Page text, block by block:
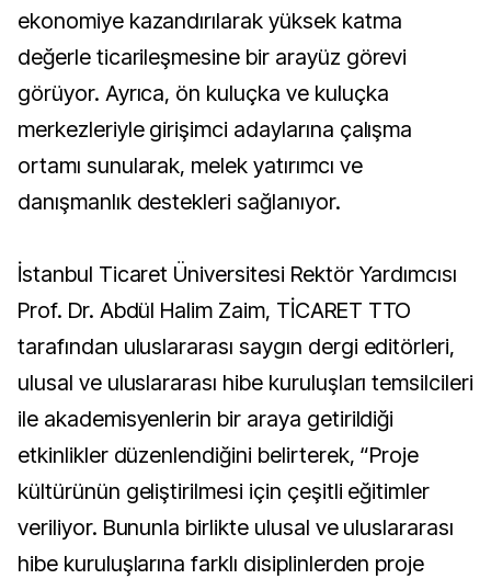
ekonomiye kazandırılarak yüksek katma
değerle ticarileşmesine bir arayüz görevi
görüyor. Ayrıca, ön kuluçka ve kuluçka
merkezleriyle girişimci adaylarına çalışma
ortamı sunularak, melek yatırımcı ve
danışmanlık destekleri sağlanıyor.
İstanbul Ticaret Üniversitesi Rektör Yardımcısı
Prof. Dr. Abdül Halim Zaim, TİCARET TTO
tarafından uluslararası saygın dergi editörleri,
ulusal ve uluslararası hibe kuruluşları temsilcileri
ile akademisyenlerin bir araya getirildiği
etkinlikler düzenlendiğini belirterek, “Proje
kültürünün geliştirilmesi için çeşitli eğitimler
veriliyor. Bununla birlikte ulusal ve uluslararası
hibe kuruluşlarına farklı disiplinlerden proje